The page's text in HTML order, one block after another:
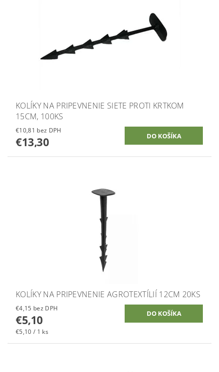
KOLÍKY NA PRIPEVNENIE SIETE PROTI KRTKOM
15CM, 100KS
€10,81 bez DPH
€13,30
KOLÍKY NA PRIPEVNENIE AGROTEXTÍLIÍ 12CM 20KS
€4,15 bez DPH
€5,10
€5,10 / 1 ks